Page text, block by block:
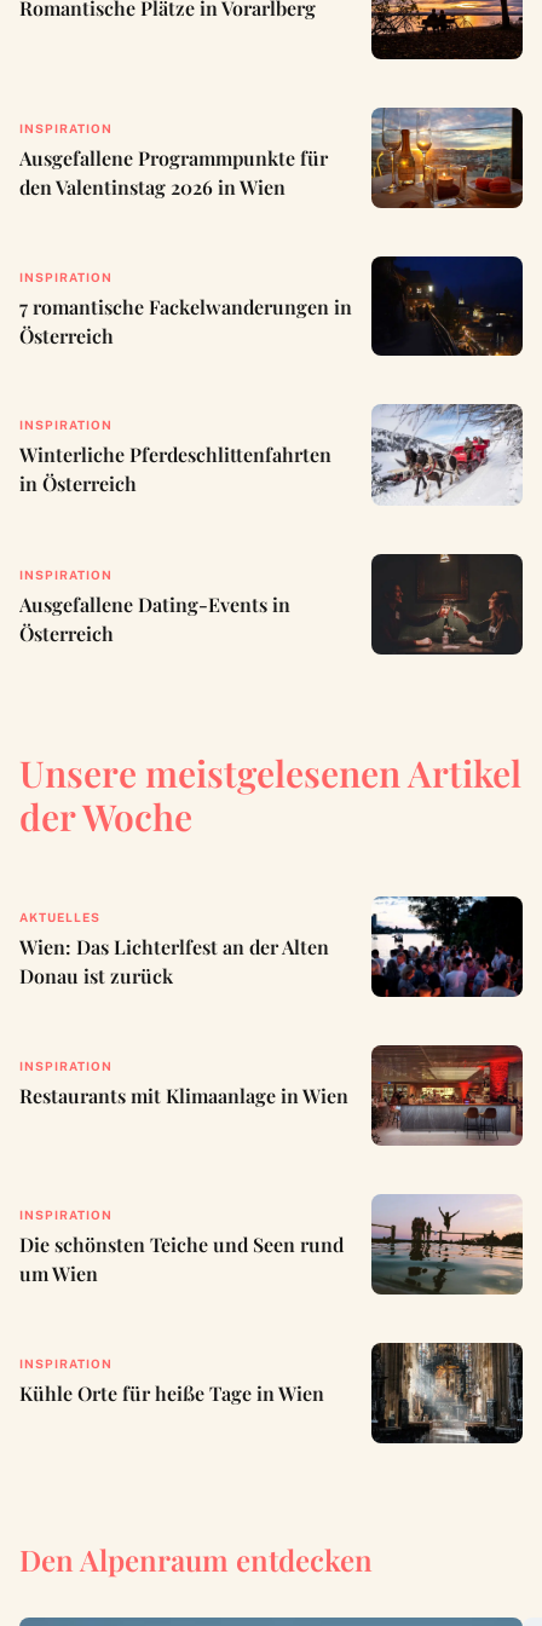
Romantische Plätze in Vorarlberg
INSPIRATION
Ausgefallene Programmpunkte für
den Valentinstag 2026 in Wien
INSPIRATION
7 romantische Fackelwanderungen in
Österreich
INSPIRATION
Winterliche Pferdeschlittenfahrten
in Österreich
INSPIRATION
Ausgefallene Dating-Events in
Österreich
Unsere meistgelesenen Artikel
der Woche
AKTUELLES
Wien: Das Lichterlfest an der Alten
Donau ist zurück
INSPIRATION
Restaurants mit Klimaanlage in Wien
INSPIRATION
Die schönsten Teiche und Seen rund
um Wien
INSPIRATION
Kühle Orte für heiße Tage in Wien
Den Alpenraum entdecken